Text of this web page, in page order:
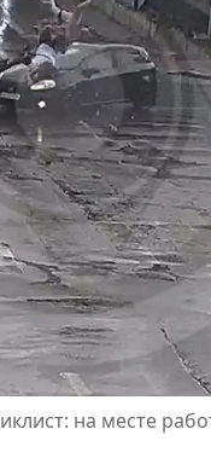
на месте